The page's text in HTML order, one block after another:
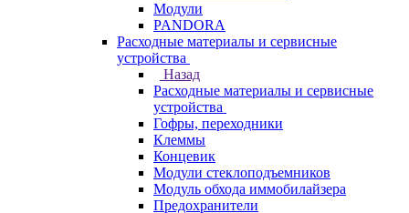
Модули
PANDORA
Расходные материалы и сервисные
устройства
Назад
Расходные материалы и сервисные
устройства
Гофры, переходники
Клеммы
Концевик
Модули стеклоподъемников
Модуль обхода иммобилайзера
Предохранители